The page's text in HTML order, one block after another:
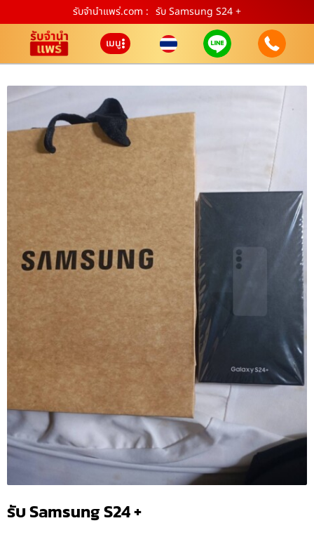
รับจํานําแพร่.com : รับ Samsung S24 +
เมนู
รับ Samsung S24 +